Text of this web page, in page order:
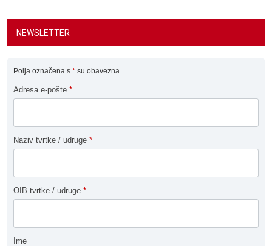
NEWSLETTER
Polja označena s * su obavezna
Adresa e-pošte *
Naziv tvrtke / udruge *
OIB tvrtke / udruge *
Ime